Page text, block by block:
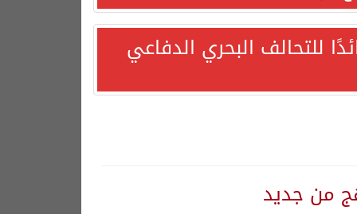
للتحالف البحري الدفاعي
من جديد